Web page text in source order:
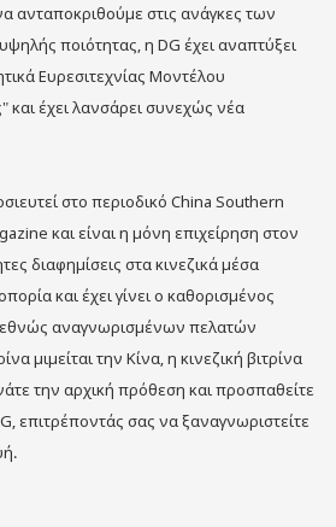
ανταποκριθούμε στις ανάγκες των
ποιότητας, η DG έχει αναπτύξει
Ευρεσιτεχνίας Μοντέλου
και έχει λανσάρει συνεχώς νέα
στο περιοδικό China Southern
και είναι η μόνη επιχείρηση στον
διαφημίσεις στα κινεζικά μέσα
και έχει γίνει ο καθορισμένος
αναγνωρισμένων πελατών
μιμείται την Κίνα, η κινεζική βιτρίνα
την αρχική πρόθεση και προσπαθείτε
επιτρέποντάς σας να ξαναγνωριστείτε